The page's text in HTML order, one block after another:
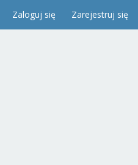
Zaloguj się Zarejestruj się